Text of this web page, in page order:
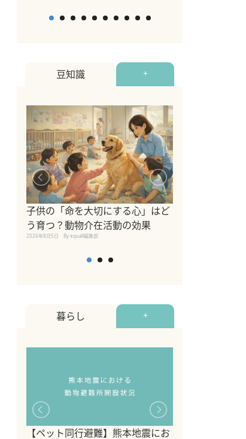
豆知識 +
子供の「命を大切にする心」はど
う育つ？動物介在活動の効果
2026年8月5日 By equall編集部
暮らし +
【ペット同行避難】熊本地震にお